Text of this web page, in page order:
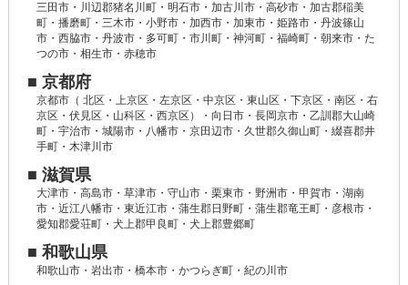
三田市・川辺郡猪名川町・明石市・加古川市・高砂市・加古郡稲美
町・播磨町・三木市・小野市・加西市・加東市・姫路市・丹波篠山
市・西脇市・丹波市・多可町・市川町・神河町・福崎町・朝来市・た
つの市・相生市・赤穂市
■ 京都府
京都市（ 北区・上京区・左京区・中京区・東山区・下京区・南区・右
京区・伏見区・山科区・西京区）・向日市・長岡京市・乙訓郡大山崎
町・宇治市・城陽市・八幡市・京田辺市・久世郡久御山町・綴喜郡井
手町・木津川市
■ 滋賀県
大津市・高島市・草津市・守山市・栗東市・野洲市・甲賀市・湖南
市・近江八幡市・東近江市・蒲生郡日野町・蒲生郡竜王町・彦根市・
愛知郡愛荘町・犬上郡甲良町・犬上郡豊郷町
■ 和歌山県
和歌山市・岩出市・橋本市・かつらぎ町・紀の川市